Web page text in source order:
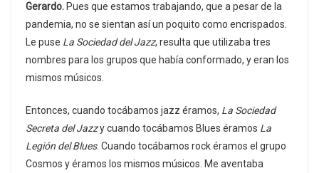
Gerardo. Pues que estamos trabajando, que a pesar de la
pandemia, no se sientan así un poquito como encrispados.
Le puse La Sociedad del Jazz, resulta que utilizaba tres
nombres para los grupos que había conformado, y eran los
mismos músicos.
Entonces, cuando tocábamos jazz éramos, La Sociedad
Secreta del Jazzy cuando tocábamos Blues éramos La
Legión del Blues. Cuando tocábamos rock éramos el grupo
Cosmos y éramos los mismos músicos. Me aventaba